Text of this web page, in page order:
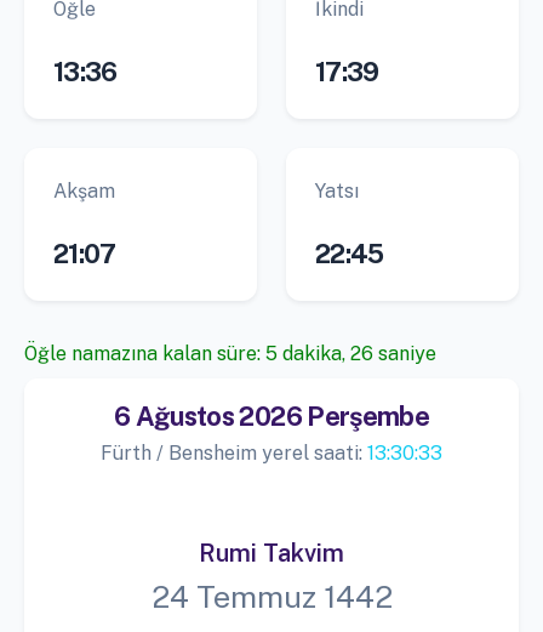
Öğle
13:36
İkindi
17:39
Akşam
21:07
Yatsı
22:45
Öğle namazına kalan süre: 5 dakika, 25 saniye
6 Ağustos 2026 Perşembe
Fürth / Bensheim yerel saati: 13:30:34
Rumi Takvim
24 Temmuz 1442